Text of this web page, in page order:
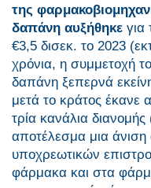
της
δαπάνη αυξήθηκε για
€3,5 δισεκ. το 2023
χρόνια, η συμμετοχή
δαπάνη ξεπερνά
μετά το κράτος έκανε
τρία κανάλια
αποτέλεσμα μια
υποχρεωτικών
φάρμακα και στα